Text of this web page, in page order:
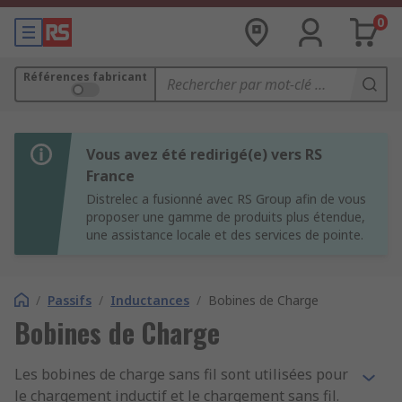
0
Références fabricant
Vous avez été redirigé(e) vers RS
France
Distrelec a fusionné avec RS Group afin de vous
proposer une gamme de produits plus étendue,
une assistance locale et des services de pointe.
/ Passifs / Inductances / Bobines de Charge
Bobines de Charge
Les bobines de charge sans fil sont utilisées pour
le chargement inductif et le chargement sans fil.